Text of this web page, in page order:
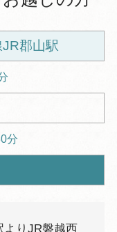
郡山駅
分
よりJR磐越西